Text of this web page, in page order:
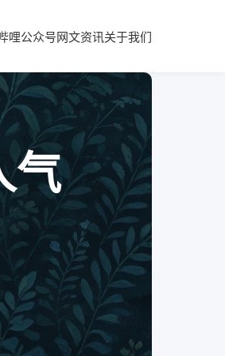
哩公众号网文资讯关于我们
气